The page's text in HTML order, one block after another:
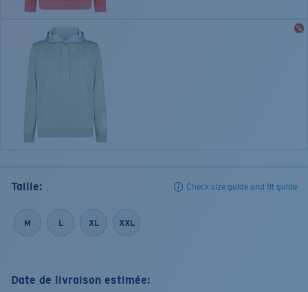
Taille: Check size guide and fit guide
M L XL XXL
Date de livraison estimée: